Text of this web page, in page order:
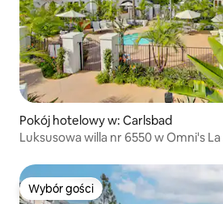
Pokój hotelowy w: Carlsbad
Luksusowa willa nr 6550 w Omni's
Wybór gości
Wybór gości